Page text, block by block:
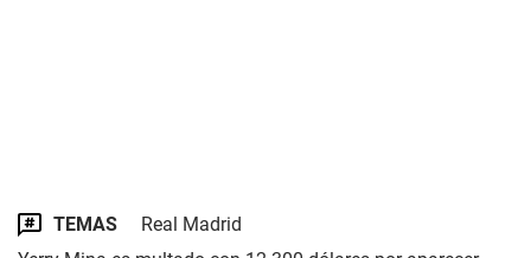
TEMAS
Real Madrid